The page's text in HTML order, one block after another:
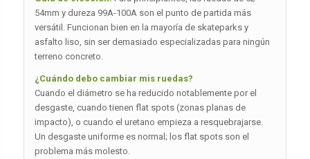
54mm y dureza 99A-100A son el punto de partida más
versátil. Funcionan bien en la mayoría de skateparks y
asfalto liso, sin ser demasiado especializadas para ningún
terreno concreto.
¿Cuándo debo cambiar mis ruedas?
Cuando el diámetro se ha reducido notablemente por el
desgaste, cuando tienen flat spots (zonas planas de
impacto), o cuando el uretano empieza a resquebrajarse.
Un desgaste uniforme es normal; los flat spots son el
problema más molesto.